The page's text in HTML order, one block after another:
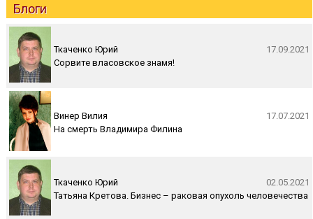
Блоги
Ткаченко Юрий
17.09.2021
Сорвите власовское знамя!
Винер Вилия
17.07.2021
На смерть Владимира Филина
Ткаченко Юрий
02.05.2021
Татьяна Кретова. Бизнес – раковая опухоль человечества